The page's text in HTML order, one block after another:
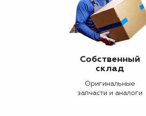
Собственный
склад
Оригинальные
запчасти и аналоги